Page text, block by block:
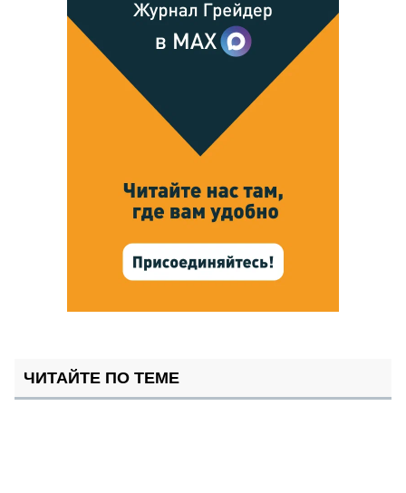
ЧИТАЙТЕ ПО ТЕМЕ